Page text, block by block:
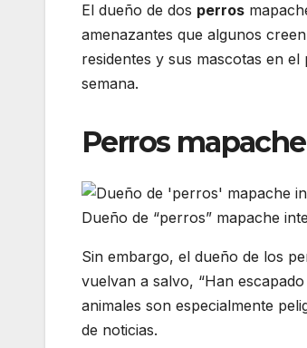
El dueño de dos perros
amenazantes que algunos
residentes y sus mascotas en
semana.
Perros
Dueño de “perros” mapache
Sin embargo, el dueño de los
vuelvan a salvo, “Han
animales son especialmente
de noticias.